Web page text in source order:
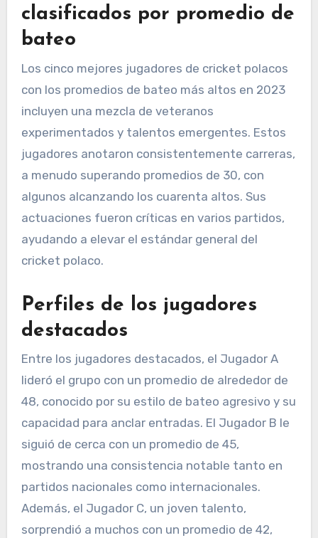
clasificados por promedio de
bateo
Los cinco mejores jugadores de cricket polacos
con los promedios de bateo más altos en 2023
incluyen una mezcla de veteranos
experimentados y talentos emergentes. Estos
jugadores anotaron consistentemente carreras,
a menudo superando promedios de 30, con
algunos alcanzando los cuarenta altos. Sus
actuaciones fueron críticas en varios partidos,
ayudando a elevar el estándar general del
cricket polaco.
Perfiles de los jugadores
destacados
Entre los jugadores destacados, el Jugador A
lideró el grupo con un promedio de alrededor de
48, conocido por su estilo de bateo agresivo y su
capacidad para anclar entradas. El Jugador B le
siguió de cerca con un promedio de 45,
mostrando una consistencia notable tanto en
partidos nacionales como internacionales.
Además, el Jugador C, un joven talento,
sorprendió a muchos con un promedio de 42,